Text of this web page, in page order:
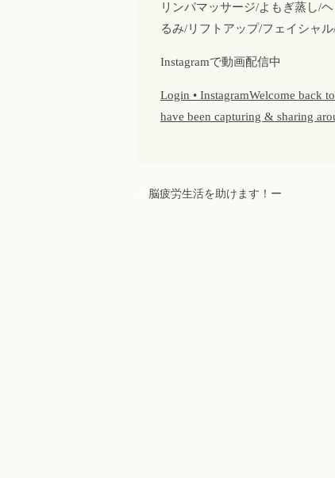
リンパマッサージ/よもぎ蒸し/
るみ/リフトアップ/フェイシャ
Instagramで動画配信中
Login • InstagramWelcome back
have been capturing & sharing
脳疲労生活を助けます！ー